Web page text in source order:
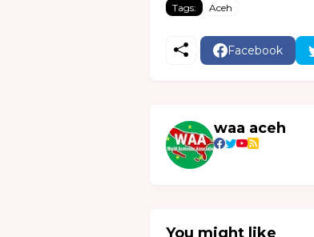
Tags: Aceh
Facebook
waa aceh
You might like